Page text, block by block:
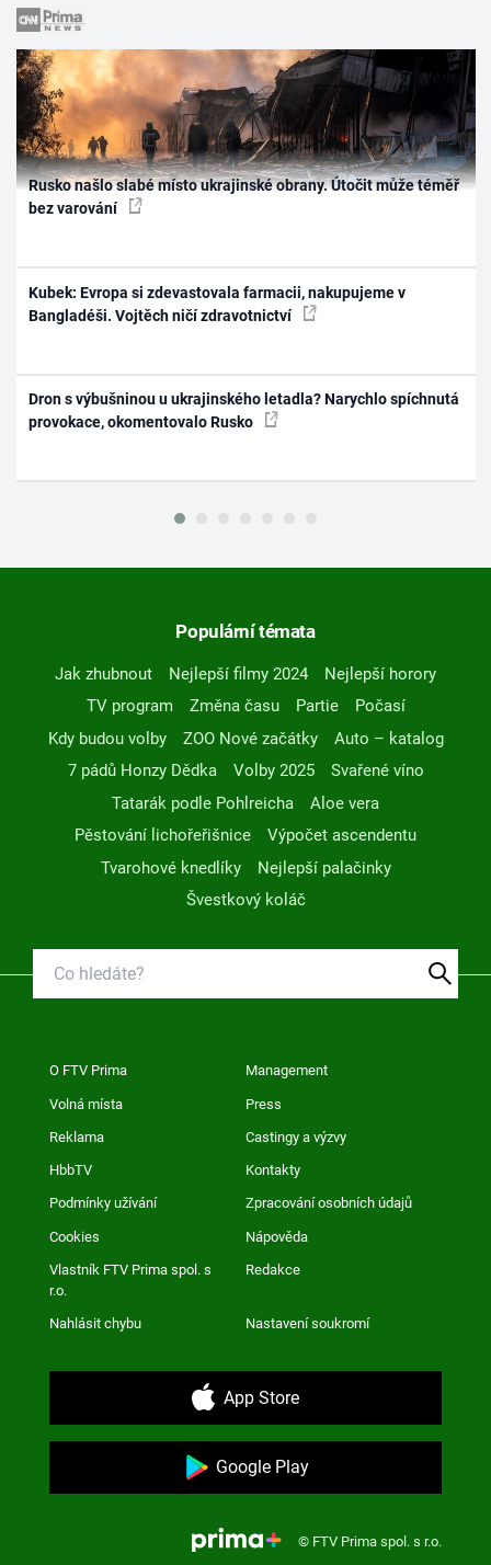
Rusko našlo slabé místo ukrajinské obrany. Útočit může téměř
bez varování
Kubek: Evropa si zdevastovala farmacii, nakupujeme v
Bangladéši. Vojtěch ničí zdravotnictví
Dron s výbušninou u ukrajinského letadla? Narychlo spíchnutá
provokace, okomentovalo Rusko
Populární témata
Jak zhubnout Nejlepší filmy 2024
Nejlepší horory
TV program
Změna času Partie
Počasí
Kdy budou volby
ZOO Nové začátky
Auto – katalog
7 pádů Honzy Dědka
Volby 2025
Svařené víno
Tatarák podle Pohlreicha
Aloe vera
Pěstování lichořeřišnice
Výpočet ascendentu
Tvarohové knedlíky
Nejlepší palačinky
Švestkový koláč
O FTV Prima Management
Volná místa Press
Reklama Castingy a výzvy
HbbTV Kontakty
Podmínky užívání Zpracování osobních údajů
Cookies Nápověda
Vlastník FTV Prima spol. s
r.o.
Redakce
Nahlásit chybu Nastavení soukromí
App Store
Google Play
© FTV Prima spol. s r.o.